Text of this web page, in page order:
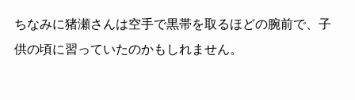
ちなみに猪瀬さんは空手で黒帯を取るほどの腕前で、子
供の頃に習っていたのかもしれません。